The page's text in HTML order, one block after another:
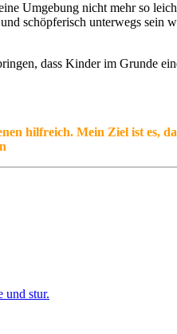
Umgebung nicht mehr so
schöpferisch unterwegs sein
dass Kinder im Grunde
hilfreich. Mein Ziel ist es,
und stur.